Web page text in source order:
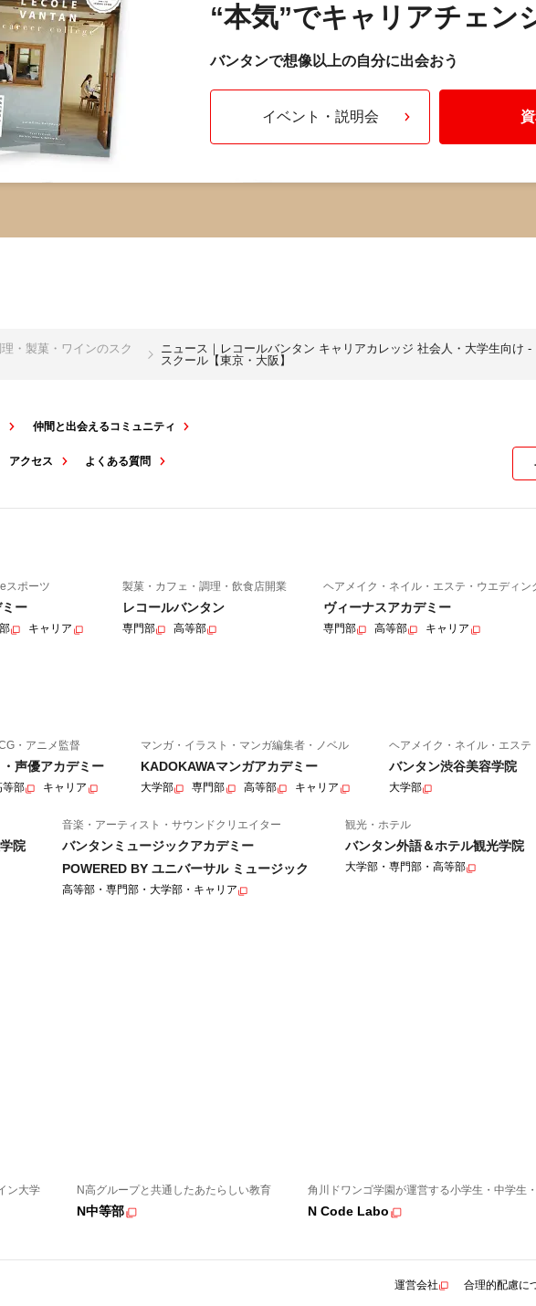
“本気”でキャリアチェン
バンタンで想像以上の自分に出会おう
イベント・説明会
・製菓・ワインのスク
ニュース｜レコールバンタン キャリアカレッジ 社会人・大学生向け
スクール【東京・大阪】
仲間と出会えるコミュニティ
アクセス よくある質問
スポーツ
ー
キャリア
製菓・カフェ・調理・飲食店開業
レコールバンタン
専門部 高等部
ヘアメイク・ネイル・エステ・ウエディン
ヴィーナスアカデミー
専門部 高等部 キャリア
・アニメ監督
声優アカデミー
等部 キャリア
マンガ・イラスト・マンガ編集者・ノベル
KADOKAWAマンガアカデミー
大学部 専門部 高等部 キャリア
ヘアメイク・ネイル・エステ
バンタン渋谷美容学院
大学部
院
音楽・アーティスト・サウンドクリエイター
バンタンミュージックアカデミー
POWERED BY ユニバーサル ミュージック
高等部・専門部・大学部・キャリア
観光・ホテル
バンタン外語＆ホテル観光学院
大学部・専門部・高等部
ン大学 N高グループと共通したあたらしい教育
N中等部
角川ドワンゴ学園が運営する小学生・中学生
N Code Labo
運営会社 合理的配慮に